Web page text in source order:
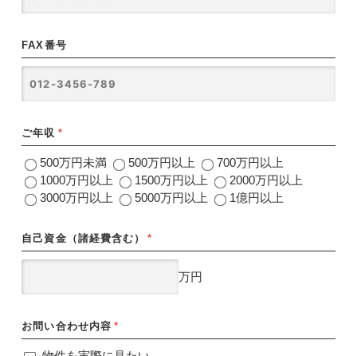
FAX番号
ご年収 *
500万円未満 500万円以上
700万円以上
1000万円以上
1500万円以上
2000万円以上
3000万円以上
5000万円以上 1億円以上
自己資金（諸経費含む） *
万円
お問い合わせ内容 *